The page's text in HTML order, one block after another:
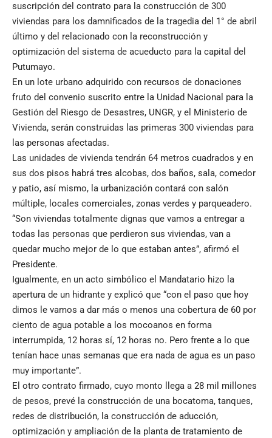
suscripción del contrato para la construcción de 300
viviendas para los damnificados de la tragedia del 1° de abril
último y del relacionado con la reconstrucción y
optimización del sistema de acueducto para la capital del
Putumayo.
En un lote urbano adquirido con recursos de donaciones
fruto del convenio suscrito entre la Unidad Nacional para la
Gestión del Riesgo de Desastres, UNGR, y el Ministerio de
Vivienda, serán construidas las primeras 300 viviendas para
las personas afectadas.
Las unidades de vivienda tendrán 64 metros cuadrados y en
sus dos pisos habrá tres alcobas, dos baños, sala, comedor
y patio, así mismo, la urbanización contará con salón
múltiple, locales comerciales, zonas verdes y parqueadero.
“Son viviendas totalmente dignas que vamos a entregar a
todas las personas que perdieron sus viviendas, van a
quedar mucho mejor de lo que estaban antes”, afirmó el
Presidente.
Igualmente, en un acto simbólico el Mandatario hizo la
apertura de un hidrante y explicó que “con el paso que hoy
dimos le vamos a dar más o menos una cobertura de 60 por
ciento de agua potable a los mocoanos en forma
interrumpida, 12 horas sí, 12 horas no. Pero frente a lo que
tenían hace unas semanas que era nada de agua es un paso
muy importante”.
El otro contrato firmado, cuyo monto llega a 28 mil millones
de pesos, prevé la construcción de una bocatoma, tanques,
redes de distribución, la construcción de aducción,
optimización y ampliación de la planta de tratamiento de